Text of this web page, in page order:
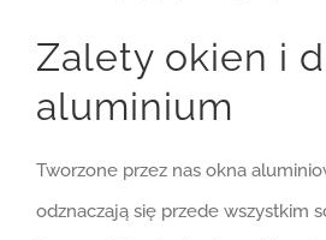
Zalety okien i
aluminium
Tworzone przez nas okna
odznaczają się przede wszystkim